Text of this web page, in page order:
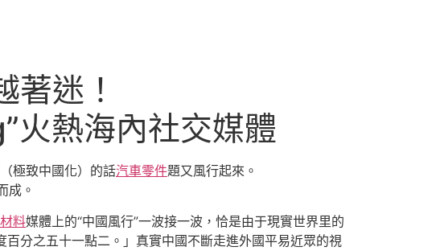
迷！
火熱海內社交媒體
極致中國化）的話汽車零件題又風行起來。
成。
料媒體上的“中國風行”一波接一波，恰是由于現實世界里的
分之五十一點二。」真實中國不斷走進外國平易近眾的視